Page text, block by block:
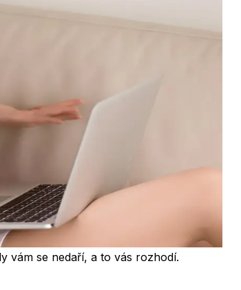
vám se nedaří, a to vás rozhodí.